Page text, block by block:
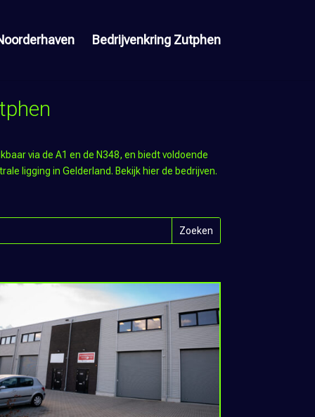
Bedrijvenkring Zutphen
via de A1 en de N348, en biedt voldoende
ligging in Gelderland. Bekijk hier de bedrijven.